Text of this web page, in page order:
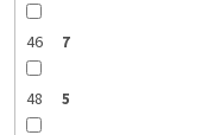
46 7
48 5